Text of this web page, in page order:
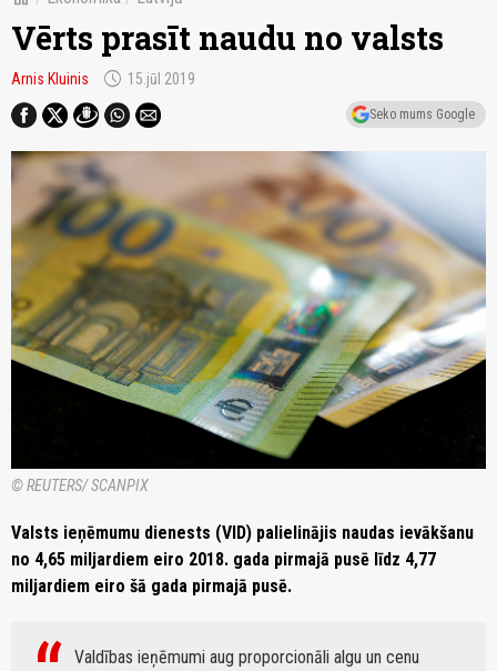
Vērts prasīt naudu no valsts
Arnis Kluinis schedule 15.jūl 2019
Seko mums Google
© REUTERS/ SCANPIX
Valsts ieņēmumu dienests (VID) palielinājis naudas ievākšanu
no 4,65 miljardiem eiro 2018. gada pirmajā pusē līdz 4,77
miljardiem eiro šā gada pirmajā pusē.
Valdības ieņēmumi aug proporcionāli algu un cenu